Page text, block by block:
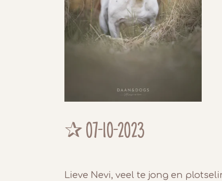
✰ 07-10-2023
Lieve Nevi, veel te jong en